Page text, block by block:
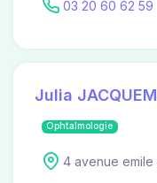
03 20 60 62 59
Julia
Ophtalmologie
4 avenue emile